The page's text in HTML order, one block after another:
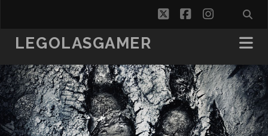
twitterfacebook
LEGOLASGAMER